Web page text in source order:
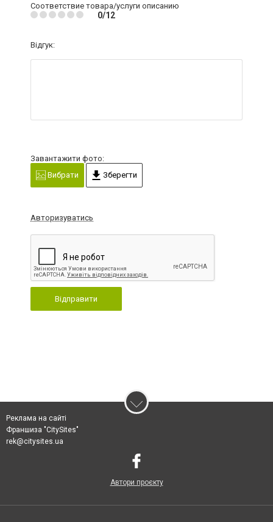
Соответствие товара/услуги описанию
0/12
Відгук:
Завантажити фото:
Вибрати
Зберегти
Авторизуватись
Відправити
Реклама на сайті
Франшиза "CitySites"
rek@citysites.ua
Автори проєкту